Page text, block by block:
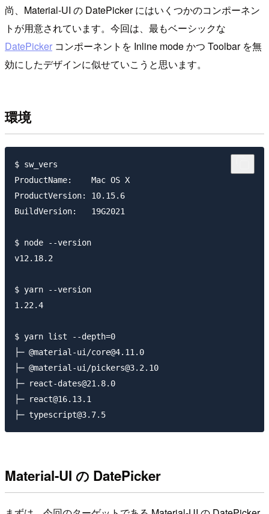
尚、Material-UI の DatePicker にはいくつかのコンポーネン
トが用意されています。今回は、最もベーシックな
DatePicker コンポーネントを Inline mode かつ Toolbar を無
効にしたデザインに似せていこうと思います。
環境
$ sw_vers
ProductName:	Mac OS X
ProductVersion:	10.15.6
BuildVersion:	19G2021
$ node --version
v12.18.2
$ yarn --version
1.22.4
$ yarn list --depth=0
├─ @material-ui/core@4.11.0
├─ @material-ui/pickers@3.2.10
├─ react-dates@21.8.0
├─ react@16.13.1
Material-UI の DatePicker